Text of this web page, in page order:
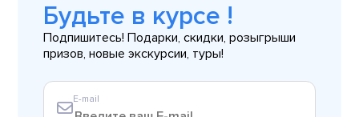
Будьте в курсе !
Подпишитесь! Подарки, скидки, розыгрыши
призов, новые экскурсии, туры!
E-mail